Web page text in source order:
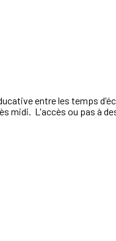
entre les temps
midi. L'accès ou pas à